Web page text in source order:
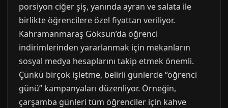
porsiyon ciğer şiş, yanında ayran ve salata ile
birlikte öğrencilere özel fiyattan veriliyor.
Kahramanmaraş Göksun’da öğrenci
indirimlerinden yararlanmak için mekanların
sosyal medya hesaplarını takip etmek önemli.
Çünkü birçok işletme, belirli günlerde “öğrenci
günü” kampanyaları düzenliyor. Örneğin,
çarşamba günleri tüm öğrenciler için kahve